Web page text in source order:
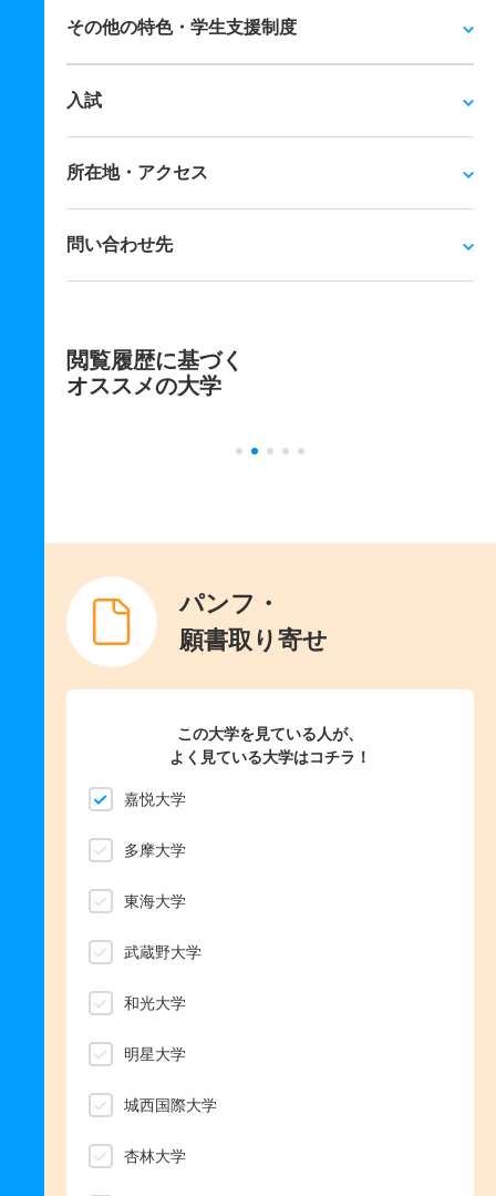
その他の特色・学生支援制度
入試
所在地・アクセス
問い合わせ先
閲覧履歴に基づく
オススメの大学
パンフ・
願書取り寄せ
この大学を見ている人が、
よく見ている大学はコチラ！
嘉悦大学
多摩大学
東海大学
武蔵野大学
和光大学
明星大学
城西国際大学
杏林大学